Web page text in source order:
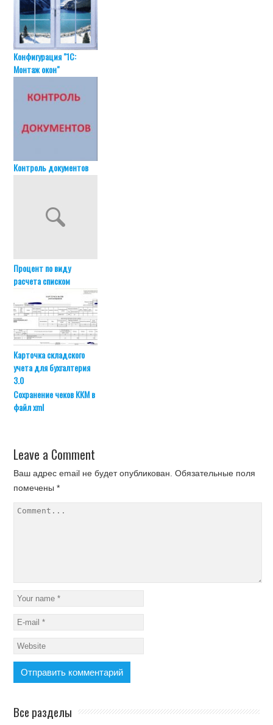
Конфигурация "1С:
Монтаж окон"
Контроль документов
Процент по виду
расчета списком
Карточка складского
учета для бухгалтерия
3.0
Сохранение чеков ККМ в
файл xml
Leave a Comment
Ваш адрес email не будет опубликован. Обязательные поля
помечены*
Все разделы